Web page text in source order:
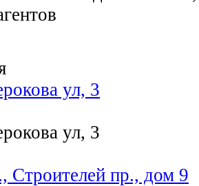
ул, 3
ул, 3
Строителей пр., дом 9